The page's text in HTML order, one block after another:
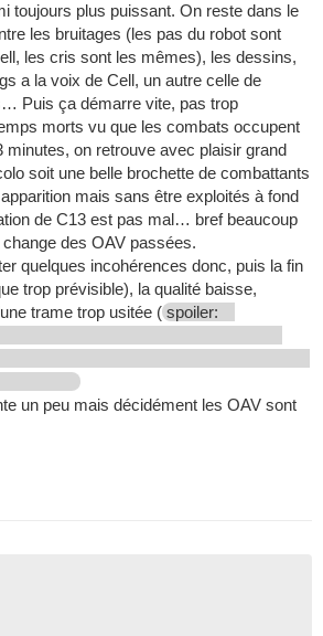
toujours plus puissant. On reste dans le
les bruitages (les pas du robot sont
les cris sont les mêmes), les dessins,
a la voix de Cell, un autre celle de
Puis ça démarre vite, pas trop
morts vu que les combats occupent
minutes, on retrouve avec plaisir grand
soit une belle brochette de combattants
mais sans être exploités à fond
de C13 est pas mal… bref beaucoup
des OAV passées.
quelques incohérences donc, puis la fin
trop prévisible), la qualité baisse,
trame trop usitée ( spoiler:
un peu mais décidément les OAV sont